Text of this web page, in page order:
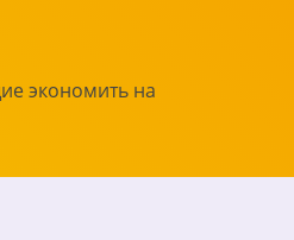
экономить на